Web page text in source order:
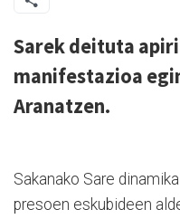
Sarek deituta
manifestazioa
Aranatzen.
Sakanako Sare
presoen eskubideen